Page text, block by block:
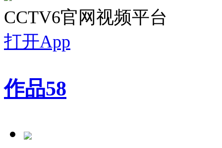
CCTV6官网视频平台
打开App
作品58